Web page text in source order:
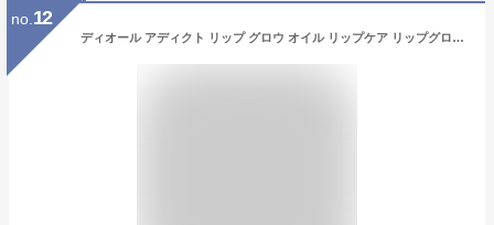
no. 12
ディオール アディクト リップ グロウ オイル リップケア リップグロス グロス 口紅 コスメ 化粧品 Dior メンズ レディース ブランド 正規品 新品 ギフト プレゼント 女性 [S] 母の日 クリスマス